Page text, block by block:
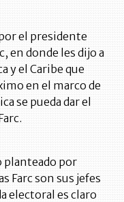
el presidente
en donde les dijo a
y el Caribe que
en el marco de
se pueda dar el
planteado por
Farc son sus jefes
electoral es claro